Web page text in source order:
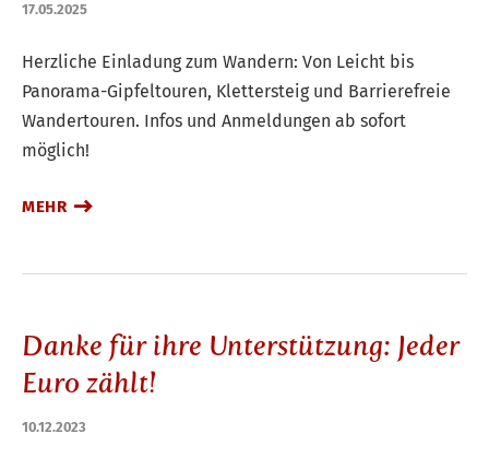
17.05.2025
Herzliche Einladung zum Wandern: Von Leicht bis
Panorama-Gipfeltouren, Klettersteig und Barrierefreie
Wandertouren. Infos und Anmeldungen ab sofort
möglich!
MEHR
Danke für ihre Unterstützung: Jeder
Euro zählt!
10.12.2023